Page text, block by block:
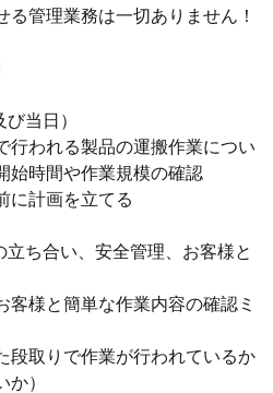
管理業務は一切ありません！
当日）
行われる製品の運搬作業につい
始時間や作業規模の確認
に計画を立てる
ち合い、安全管理、お客様と
客様と簡単な作業内容の確認ミ
取りで作業が行われているか
）